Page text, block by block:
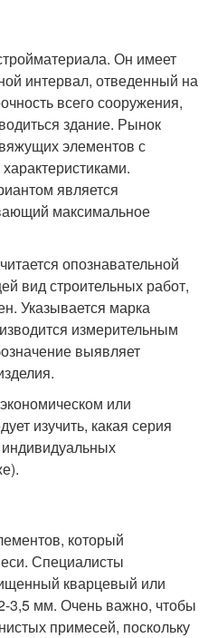
Он имеет
интервал, отведенный на
всего сооружения,
здание. Рынок
элементов с
является
максимальное
опознавательной
вид строительных работ,
Указывается марка
измерительным
выявляет
или
изучить, какая серия
который
Специалисты
кварцевый или
3,5 мм. Очень важно, чтобы
примесей, поскольку